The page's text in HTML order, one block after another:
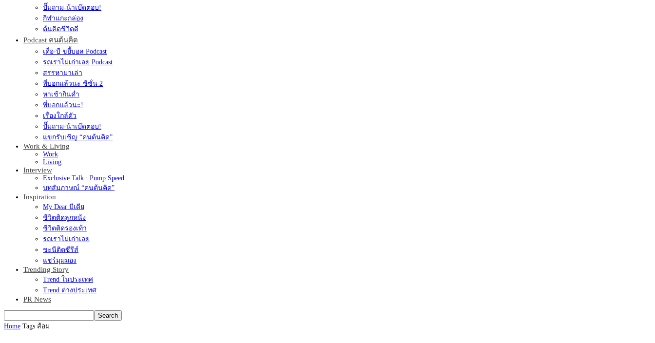
ปั๊มถาม-น้าเบ๊ดตอบ!
กีฬาแกะกล่อง
ต้นคิดชีวิตดี
Podcast คนต้นคิด
เดื่อ-บี ขยี้บอล Podcast
รถเราไม่เก่าเลย Podcast
สรรหามาเล่า
พี่บอกแล้วนะ ซีซั่น 2
หาเช้ากินค่ำ
พี่บอกแล้วนะ!
เรื่องใกล้ตัว
ปั๊มถาม-น้าเบ๊ดตอบ!
แขกรับเชิญ “คนต้นคิด”
Work & Living
Work
Living
Interview
Exclusive Talk : Pump Speed
บทสัมภาษณ์ “คนต้นคิด”
Inspiration
My Dear มีเดีย
ชีวิตติดลูกหนัง
ชีวิตติดรองเท้า
รถเราไม่เก่าเลย
ชะนีติดซีรีส์
แชร์มุมมอง
Trending Story
Trend ในประเทศ
Trend ต่างประเทศ
PR News
Home Tags ส้อม